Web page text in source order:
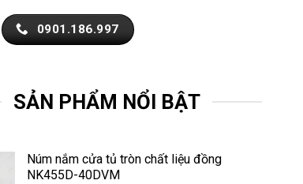
0901.186.997
SẢN PHẨM NỔI BẬT
Núm nắm cửa tủ tròn chất liệu đồng
NK455D-40DVM